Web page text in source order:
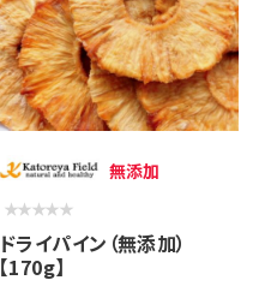
無添加
ドライパイン（無添加）
【170g】